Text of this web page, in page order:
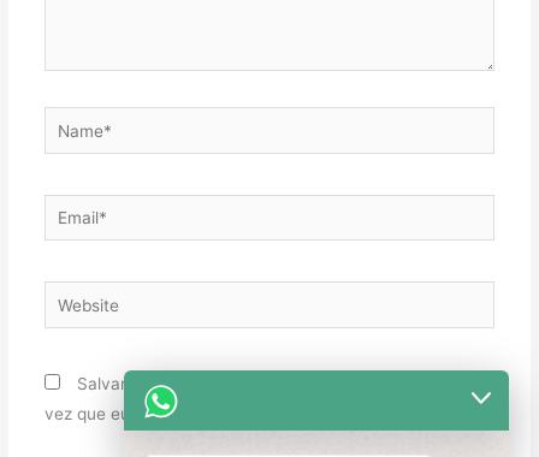
Name*
Email*
Website
Salvar meus dados neste navegador para a próxima
vez que eu comentar.